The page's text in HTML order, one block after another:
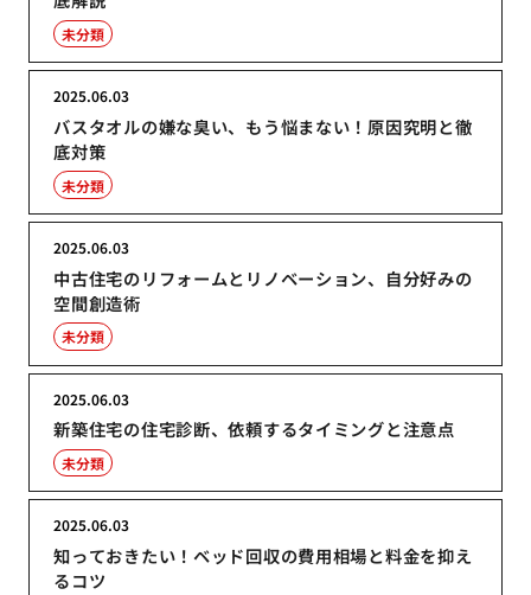
未分類
バスタオルの嫌な臭い、もう悩まない！原因究明と徹
底対策
2025.06.03
未分類
中古住宅のリフォームとリノベーション、自分好みの
空間創造術
2025.06.03
未分類
新築住宅の住宅診断、依頼するタイミングと注意点
2025.06.03
未分類
知っておきたい！ベッド回収の費用相場と料金を抑え
るコツ
2025.06.03